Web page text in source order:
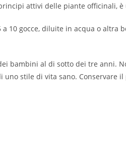
attivi delle piante officinali,
10 gocce, diluite in acqua o altra
bambini al di sotto dei tre anni.
stile di vita sano. Conservare